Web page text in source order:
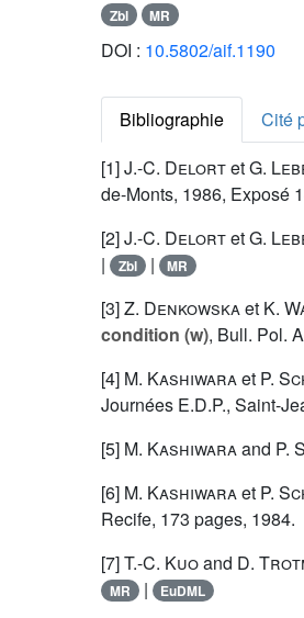
Zbl MR
DOI : 10.5802/aif.1190
Bibliographie
Cité
[1]J.-C. DelortetG.
de-Monts, 1986, Exposé
[2]J.-C. DelortetG.
|
Zbl | MR
[3]Z. Denkowskaet K.
condition (w), Bull. Pol.
[4] M. Kashiwaraet P.
Journées E.D.P., Saint-
[5] M. Kashiwaraand P.
[6] M. Kashiwaraet P.
Recife, 173 pages, 1984.
[7]T.-C. Kuoand D.
MR | EuDML